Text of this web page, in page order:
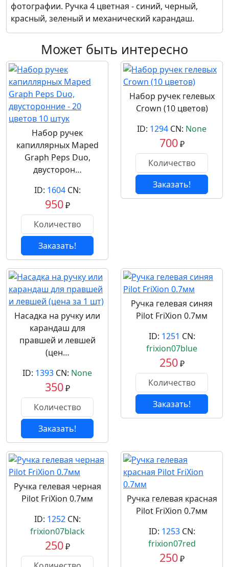
фотографии. Ручка 4 цветная - синий, черный,
красный, зеленый и механический карандаш.
Может быть интересно
Набор ручек
капиллярных Maped
Graph Peps Duo,
двусторон…
ID: 1604CN:
950₽
Заказать!
Набор ручек гелевых
Crown (10 цветов)
ID: 1294 CN: None
700₽
Заказать!
Насадка на ручку или
карандаш для
правшей и левшей
(цен…
ID: 1393 CN: None
350₽
Заказать!
Ручка гелевая синяя
Pilot FriXion 0.7мм
ID: 1251 CN:
frixion07blue
250₽
Заказать!
Ручка гелевая черная
Pilot FriXion 0.7мм
ID: 1252CN:
frixion07black
250₽
Ручка гелевая красная
Pilot FriXion 0.7мм
ID: 1253CN:
frixion07red
250₽